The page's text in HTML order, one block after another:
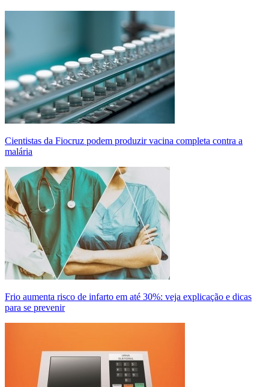
Cientistas da Fiocruz podem produzir vacina completa contra a
malária
Frio aumenta risco de infarto em até 30%: veja explicação e dicas
para se prevenir